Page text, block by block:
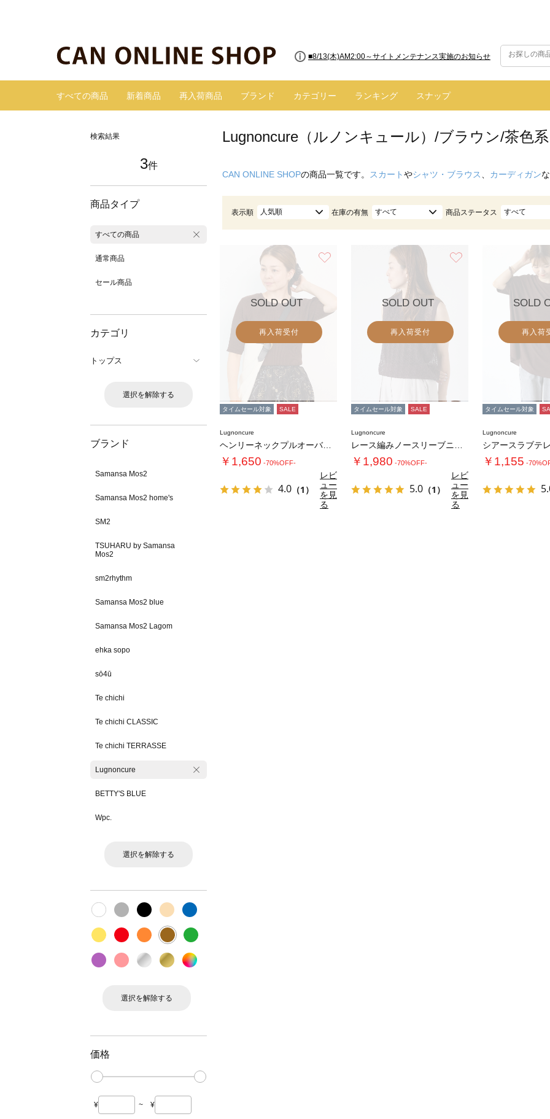
■8/13(木)AM2:00～サイトメンテナンス実施のお知らせ
■【お知らせ】ヤマト運輸の配送遅延・停止について
すべての商品 新着商品 再入荷商品 ブランド カテゴリー ランキング スナップ
検索結果
3件
商品タイプ
すべての商品
通常商品
セール商品
カテゴリ
トップス
選択を解除する
ブランド
Samansa Mos2
Samansa Mos2 home's
SM2
TSUHARU by Samansa
Mos2
sm2rhythm
Samansa Mos2 blue
Samansa Mos2 Lagom
ehka sopo
sō4ū
Te chichi
Te chichi CLASSIC
Te chichi TERRASSE
Lugnoncure
BETTY'S BLUE
Wpc.
選択を解除する
選択を解除する
価格
¥ ~ ¥
Lugnoncure（ルノンキュール）/ブラウン/茶色系
CAN ONLINE SHOPの商品一覧です。 スカートやシャツ・ブラウス カーディガン
表示順 人気順 在庫の有無 すべて 商品ステータス すべて
SOLD OUT
再入荷受付
タイムセール対象 SALE
Lugnoncure
ヘンリーネックプルオーバーニット《2025a…
￥1,650 -70%OFF-
4.0 （1）
レビ
ュー
を見
る
SOLD OUT
再入荷受付
タイムセール対象 SALE
Lugnoncure
￥1,980 -70%OFF-
5.0 （1）
レビ
ュー
を見
る
SOLD
再入荷
タイムセール対象
Lugnoncure
￥1,155 -